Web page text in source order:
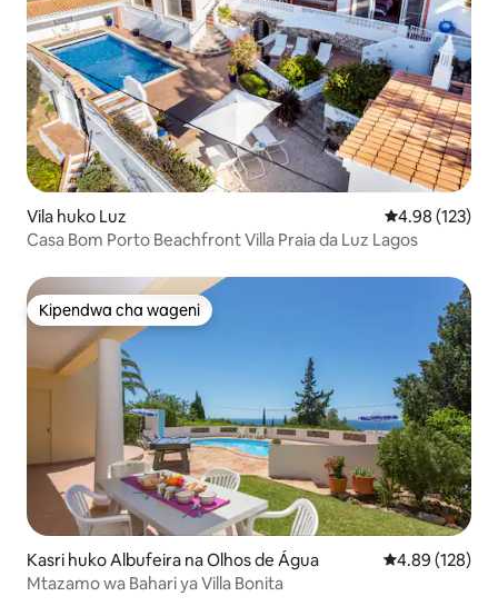
Vila huko Luz Ukadiriaji wa
4.98 (123)
Casa Bom Porto Beachfront Villa Praia da Luz Lagos
Kipendwa cha wageni
Kipendwa cha wageni
Kasri huko Albufeira na Olhos de Água Ukadiriaji wa
4.89 (128)
Mtazamo wa Bahari ya Villa Bonita